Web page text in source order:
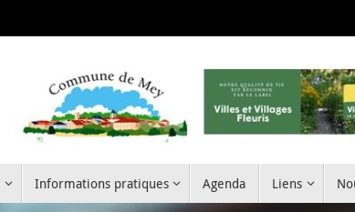
Informations pratiques Agenda Liens